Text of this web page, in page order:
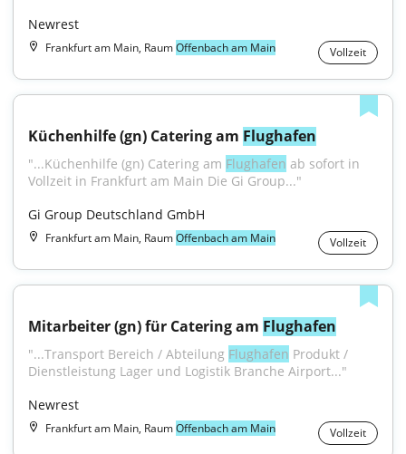
Newrest
Frankfurt am Main, RaumOffenbach am Main Vollzeit
Küchenhilfe (gn) Catering am Flughafen
"...Küchenhilfe (gn) Catering am Flughafen ab sofort in
Vollzeit in Frankfurt am Main Die Gi Group..."
Gi Group Deutschland GmbH
Frankfurt am Main, RaumOffenbach am Main Vollzeit
Mitarbeiter (gn) für Catering am Flughafen
"...Transport Bereich / Abteilung Flughafen Produkt /
Dienstleistung Lager und Logistik Branche Airport..."
Newrest
Frankfurt am Main, RaumOffenbach am Main Vollzeit